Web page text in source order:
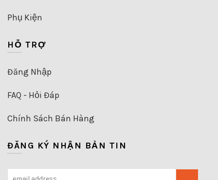
Phụ Kiện
HỖ TRỢ
Đăng Nhập
FAQ - Hỏi Đáp
Chính Sách Bán Hàng
ĐĂNG KÝ NHẬN BẢN TIN